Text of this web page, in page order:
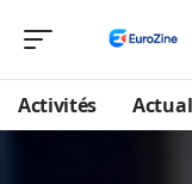
Activités